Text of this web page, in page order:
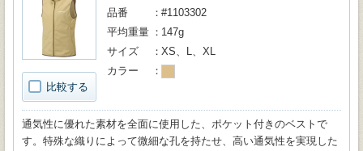
比較する
品番
#1103302
平均重量
147g
サイズ
XS、L、XL
カラー
通気性に優れた素材を全面に使用した、ポケット付きのベストで
す。特殊な織りによって微細な孔を持たせ、高い通気性を実現した